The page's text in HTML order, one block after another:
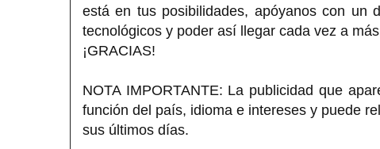
está en tus posibilidades, apóyanos con un
tecnológicos y poder así llegar cada vez a
¡GRACIAS!
NOTA IMPORTANTE: La publicidad que
función del país, idioma e intereses y puede
sus últimos días.